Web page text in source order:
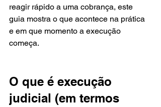
reagir rápido a uma cobrança, este
guia mostra o que acontece na prática
e em que momento a execução
começa.
O que é execução
judicial (em termos